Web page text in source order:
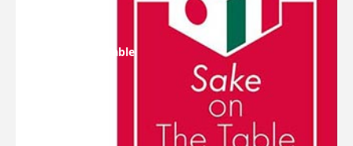
Sake On The Table